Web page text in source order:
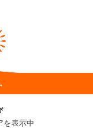
を表示中